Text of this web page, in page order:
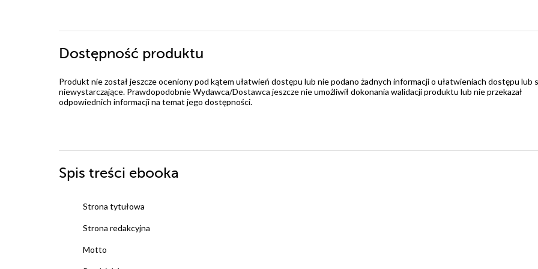
Dostępność produktu
Produkt nie został jeszcze oceniony pod kątem ułatwień dostępu lub nie podano żadnych informacji o ułatwieniach dostępu lub
niewystarczające. Prawdopodobnie Wydawca/Dostawca jeszcze nie umożliwił dokonania walidacji produktu lub nie przekazał
odpowiednich informacji na temat jego dostępności.
Spis treści ebooka
Strona tytułowa
Strona redakcyjna
Motto